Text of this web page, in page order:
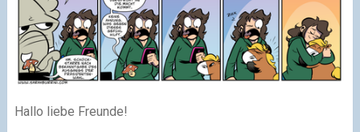
Hallo liebe Freunde!